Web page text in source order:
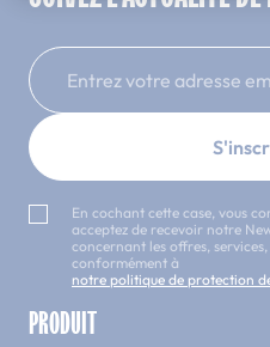
Entrez votre adresse
En cochant cette case, vous
acceptez de recevoir notre
concernant les offres,
conformément à
notre politique de protection
PRODUIT